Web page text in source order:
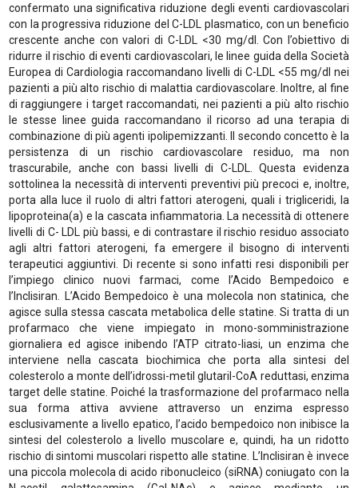
confermato una significativa riduzione degli eventi cardiovascolari
con la progressiva riduzione del C-LDL plasmatico, con un beneficio
crescente anche con valori di C-LDL <30 mg/dl. Con l’obiettivo di
ridurre il rischio di eventi cardiovascolari, le linee guida della Società
Europea di Cardiologia raccomandano livelli di C-LDL <55 mg/dl nei
pazienti a più alto rischio di malattia cardiovascolare. Inoltre, al fine
di raggiungere i target raccomandati, nei pazienti a più alto rischio
le stesse linee guida raccomandano il ricorso ad una terapia di
combinazione di più agenti ipolipemizzanti. Il secondo concetto è la
persistenza di un rischio cardiovascolare residuo, ma non
trascurabile, anche con bassi livelli di C-LDL. Questa evidenza
sottolinea la necessità di interventi preventivi più precoci e, inoltre,
porta alla luce il ruolo di altri fattori aterogeni, quali i trigliceridi, la
lipoproteina(a) e la cascata infiammatoria. La necessità di ottenere
livelli di C- LDL più bassi, e di contrastare il rischio residuo associato
agli altri fattori aterogeni, fa emergere il bisogno di interventi
terapeutici aggiuntivi. Di recente si sono infatti resi disponibili per
l’impiego clinico nuovi farmaci, come l’Acido Bempedoico e
l’Inclisiran. L’Acido Bempedoico è una molecola non statinica, che
agisce sulla stessa cascata metabolica delle statine. Si tratta di un
profarmaco che viene impiegato in mono-somministrazione
giornaliera ed agisce inibendo l’ATP citrato-liasi, un enzima che
interviene nella cascata biochimica che porta alla sintesi del
colesterolo a monte dell’idrossi-metil glutaril-CoA reduttasi, enzima
target delle statine. Poiché la trasformazione del profarmaco nella
sua forma attiva avviene attraverso un enzima espresso
esclusivamente a livello epatico, l’acido bempedoico non inibisce la
sintesi del colesterolo a livello muscolare e, quindi, ha un ridotto
rischio di sintomi muscolari rispetto alle statine. L’Inclisiran è invece
una piccola molecola di acido ribonucleico (siRNA) coniugato con la